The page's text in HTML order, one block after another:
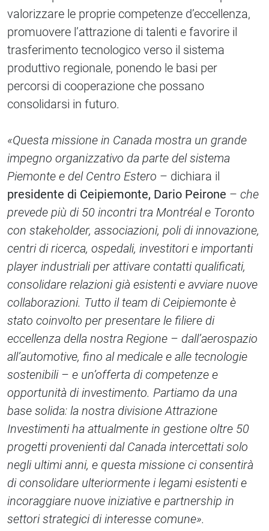
valorizzare le proprie competenze d’eccellenza,
promuovere l’attrazione di talenti e favorire il
trasferimento tecnologico verso il sistema
produttivo regionale, ponendo le basi per
percorsi di cooperazione che possano
consolidarsi in futuro.
«Questa missione in Canada mostra un grande
impegno organizzativo da parte del sistema
Piemonte e del Centro Estero – dichiara il
presidente di Ceipiemonte, Dario Peirone – che
prevede più di 50 incontri tra Montréal e Toronto
con stakeholder, associazioni, poli di innovazione,
centri di ricerca, ospedali, investitori e importanti
player industriali per attivare contatti qualificati,
consolidare relazioni già esistenti e avviare nuove
collaborazioni. Tutto il team di Ceipiemonte è
stato coinvolto per presentare le filiere di
eccellenza della nostra Regione – dall’aerospazio
all’automotive, fino al medicale e alle tecnologie
sostenibili – e un’offerta di competenze e
opportunità di investimento. Partiamo da una
base solida: la nostra divisione Attrazione
Investimenti ha attualmente in gestione oltre 50
progetti provenienti dal Canada intercettati solo
negli ultimi anni, e questa missione ci consentirà
di consolidare ulteriormente i legami esistenti e
incoraggiare nuove iniziative e partnership in
settori strategici di interesse comune».